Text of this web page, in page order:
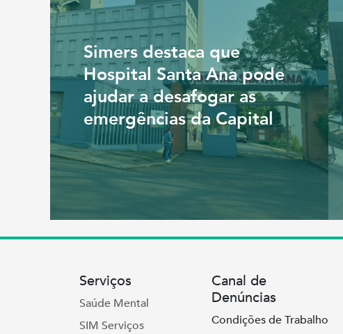
Simers destaca que
Hospital Santa Ana pode
ajudar a desafogar as
emergências da Capital
Serviços
Saúde Mental
SIM Serviços
Canal de
Denúncias
Condições de Trabalho